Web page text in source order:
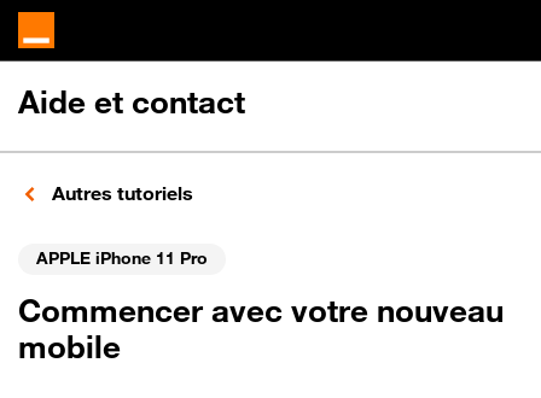
Aide et contact
Autres tutoriels
APPLE iPhone 11 Pro
Commencer avec votre nouveau
mobile